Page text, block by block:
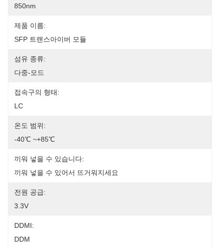
850nm
제품 이름:
SFP 트랜스아이버 모듈
섬유 종류:
다중-모드
접속구의 형태:
LC
온도 범위:
-40℃ ~+85℃
끼워 넣을 수 있습니다:
끼워 넣을 수 있어서 뜨거워지세요
전원 공급:
3.3V
DDMI:
DDM